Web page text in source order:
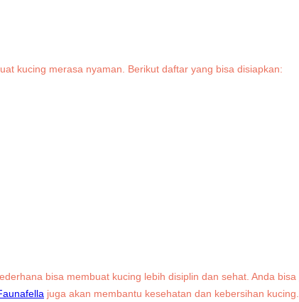
kucing merasa nyaman. Berikut daftar yang bisa disiapkan:
bisa membuat kucing lebih disiplin dan sehat. Anda bisa
juga akan membantu kesehatan dan kebersihan kucing.